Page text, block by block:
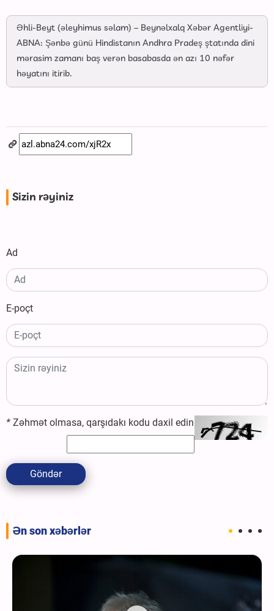
Əhli-Beyt (əleyhimus səlam) – Beynəlxalq Xəbər Agentliyi-
ABNA: Şənbə günü Hindistanın Andhra Pradeş ştatında dini
mərasim zamanı baş verən basabasda ən azı 10 nəfər
həyatını itirib.
Sizin rəyiniz
Ad
E-poçt
* Zəhmət olmasa, qarşıdakı kodu daxil edin
Göndər
Ən son xəbərlər